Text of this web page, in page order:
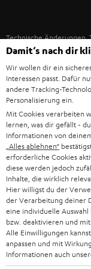
NACHHALTIGKEIT
UNSERE WERTE
BILDUNGSRABATT
BARRIEREFREIHEIT
USA
WEITERE LÄNDER
Technische
Fotos abgebildete
©2026 Lautsprecher
Impressum AGB
Vertrag widerrufen
Damit‘s nach dir
Wir wollen dir ein
Interessen passt. Dafür
andere Tracking-
Personalisierung ein.
Mit Cookies verarbeiten
lernen, was dir gefällt -
Informationen von
„Alles ablehnen“
erforderliche Cookies
diese werden jedoch
Inhalte, die wirklich
Hier willigst du der
der Verarbeitung deiner
eine individuelle
bzw. deaktivieren und mit
Alle Einwilligungen
anpassen und mit
Informationen auch